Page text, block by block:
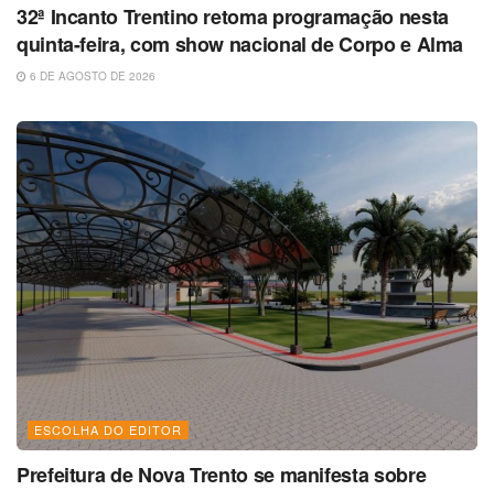
32ª Incanto Trentino retoma programação nesta
quinta-feira, com show nacional de Corpo e Alma
6 DE AGOSTO DE 2026
ESCOLHA DO EDITOR
Prefeitura de Nova Trento se manifesta sobre